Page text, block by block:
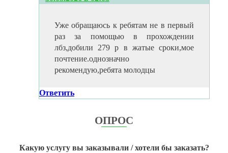
Уже обращаюсь к ребятам не в первый
раз за помощью в прохождении
лбз,добили 279 р в жатые сроки,мое
почтение.однозначно
рекомендую,ребята молодцы
Ответить
ОПРОС
Какую услугу вы заказывали / хотели бы заказать?